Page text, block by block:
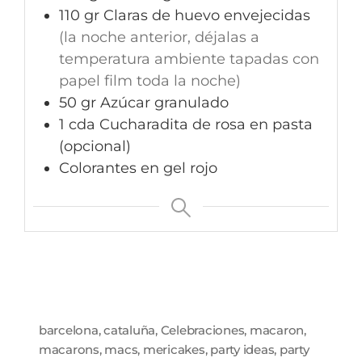
110 gr Claras de huevo envejecidas
(la noche anterior, déjalas a
temperatura ambiente tapadas con
papel film toda la noche)
50 gr Azúcar granulado
1 cda Cucharadita de rosa en pasta
(opcional)
Colorantes en gel rojo
barcelona,cataluña, Celebraciones, macaron,
macarons, macs, mericakes, party ideas, party